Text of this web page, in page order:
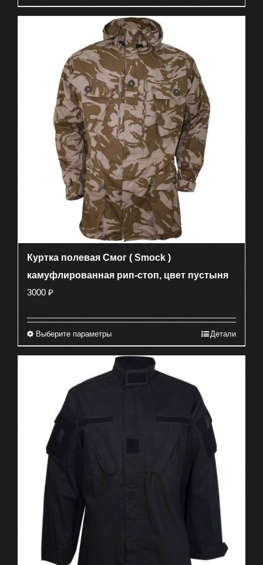
имеет
несколько
вариаций.
Опции
можно
выбрать
на
странице
товара.
Куртка полевая Смог ( Smock )
камуфлированная рип-стоп, цвет пустыня
3000 ₽
Выберите параметрыЭтот
имеет
Детали